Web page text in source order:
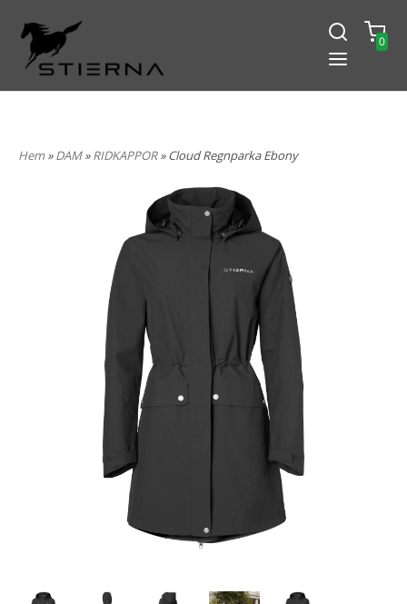
0
Hem»DAM»RIDKAPPOR» Cloud Regnparka Ebony